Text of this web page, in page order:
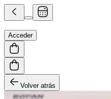
Acceder
Volver atrás